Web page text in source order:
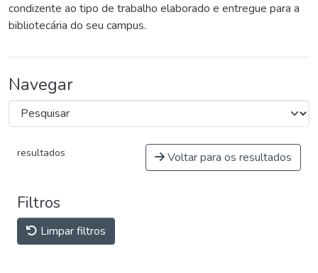
condizente ao tipo de trabalho elaborado e entregue para a
bibliotecária do seu campus.
Navegar
resultados Voltar para os resultados
Filtros
Limpar filtros